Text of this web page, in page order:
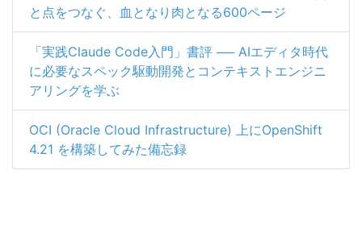
と点をつなぐ、血となり肉となる600ページ
「実践Claude Code入門」書評 ── AIエディタ時代
に必要なスペック駆動開発とコンテキストエンジニ
アリングを学ぶ
OCI (Oracle Cloud Infrastructure) 上にOpenShift
4.21 を構築してみた備忘録